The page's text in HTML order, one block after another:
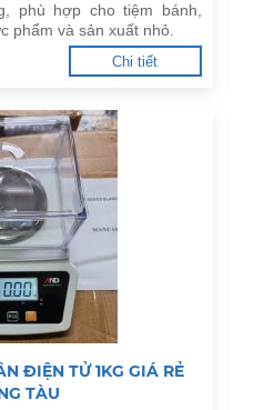
phù hợp cho tiệm bánh,
phẩm và sản xuất nhỏ.
Chi tiết
ĐIỆN TỬ 1KG GIÁ RẺ
TÀU